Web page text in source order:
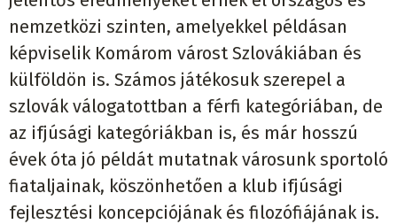
nemzetközi szinten, amelyekkel példásan
képviselik Komárom várost Szlovákiában és
külföldön is. Számos játékosuk szerepel a
szlovák válogatottban a férfi kategóriában, de
az ifjúsági kategóriákban is, és már hosszú
évek óta jó példát mutatnak városunk sportoló
fiataljainak, köszönhetően a klub ifjúsági
fejlesztési koncepciójának és filozófiájának is.